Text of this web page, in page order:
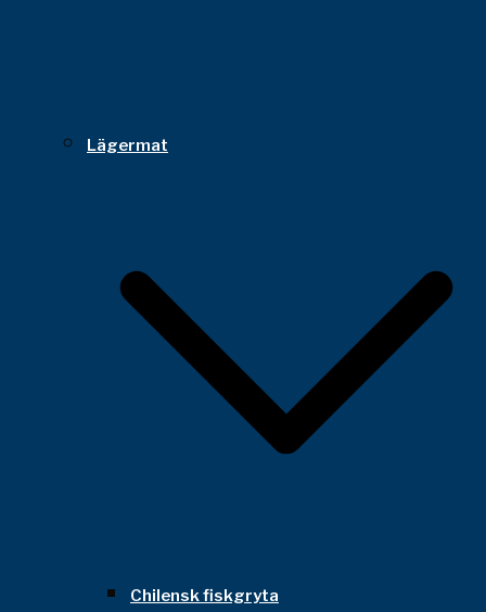
Lägermat
Chilensk fiskgryta